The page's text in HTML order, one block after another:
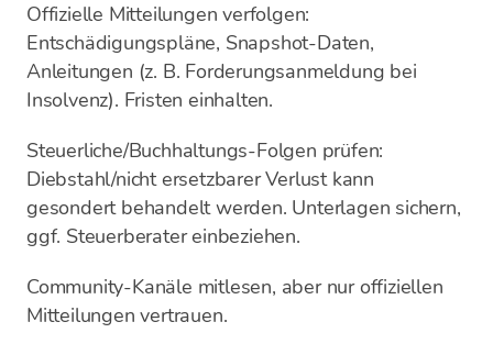
Offizielle Mitteilungen verfolgen:
Entschädigungspläne, Snapshot-Daten,
Anleitungen (z. B. Forderungsanmeldung bei
Insolvenz). Fristen einhalten.
Steuerliche/Buchhaltungs-Folgen prüfen:
Diebstahl/nicht ersetzbarer Verlust kann
gesondert behandelt werden. Unterlagen sichern,
ggf. Steuerberater einbeziehen.
Community-Kanäle mitlesen, aber nur offiziellen
Mitteilungen vertrauen.